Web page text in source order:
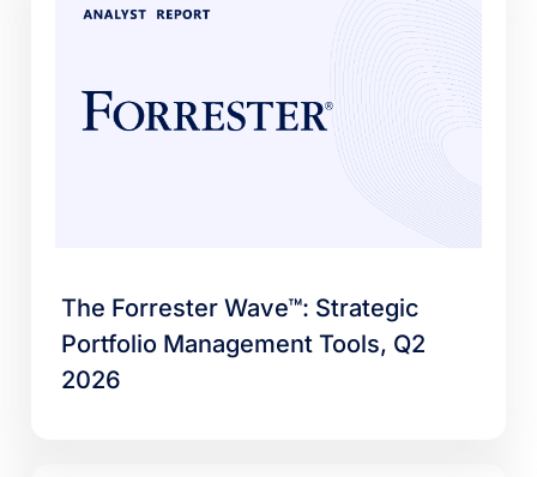
The Forrester Wave™: Strategic
Portfolio Management Tools, Q2
2026